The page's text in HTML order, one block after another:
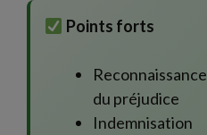
Points forts
Reconnaissance
du préjudice
Indemnisation